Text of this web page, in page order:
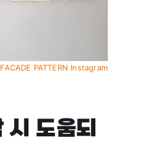
FACADE PATTERN Instagram
시 도움되